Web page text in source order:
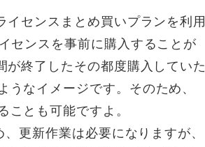
イセンスまとめ買いプランを利用
センスを事前に購入することが
が終了したその都度購入していた
なイメージです。そのため、
ことも可能ですよ。
更新作業は必要になりますが、